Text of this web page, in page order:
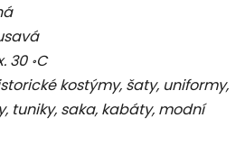
30 ॰C
kostýmy, šaty, uniformy,
tuniky, saka, kabáty, modní